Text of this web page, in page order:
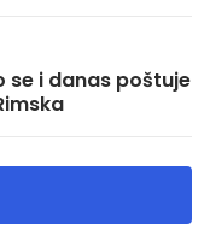
se i danas poštuje